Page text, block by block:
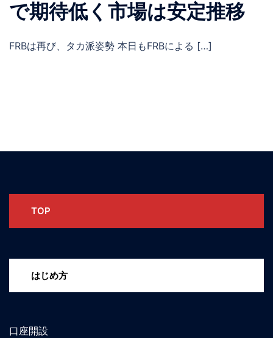
で期待低く市場は安定推移
FRBは再び、タカ派姿勢 本日もFRBによる […]
TOP
はじめ方
口座開設